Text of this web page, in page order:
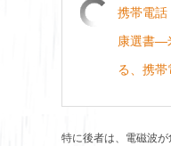
携帯電話
康選書―
る、携
特に後者は、電磁波